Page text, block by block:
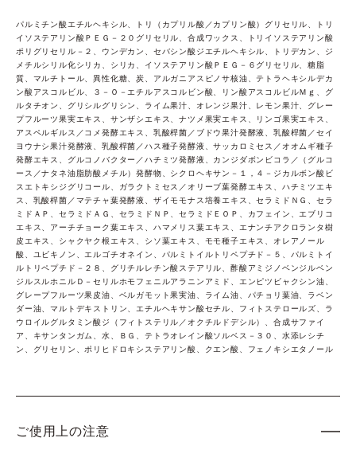
パルミチン酸エチルヘキシル、トリ（カプリル酸／カプリン酸）グリセリル、トリ
イソステアリン酸ＰＥＧ－２０グリセリル、合成ワックス、トリイソステアリン酸
ポリグリセリル－２、ウンデカン、セバシン酸ジエチルヘキシル、トリデカン、ジ
メチルシリル化シリカ、シリカ、イソステアリン酸ＰＥＧ－６グリセリル、糖脂
質、マルチトール、異性化糖、炭、アルガニアスピノサ核油、テトラヘキシルデカ
ン酸アスコルビル、３－Ｏ－エチルアスコルビン酸、リン酸アスコルビルＭｇ、グ
ルタチオン、グリシルグリシン、ライム果汁、オレンジ果汁、レモン果汁、グレー
プフルーツ果実エキス、サンザシエキス、ナツメ果実エキス、リンゴ果実エキス、
アスペルギルス／コメ発酵エキス、乳酸桿菌／ブドウ果汁発酵液、乳酸桿菌／セイ
ヨウナシ果汁発酵液、乳酸桿菌／ハス種子発酵液、サッカロミセス／オオムギ種子
発酵エキス、グルコノバクター／ハチミツ発酵液、カンジダボンビコラ／（グルコ
ース／ナタネ油脂肪酸メチル）発酵物、シクロヘキサン－１，４－ジカルボン酸ビ
スエトキシジグリコール、ガラクトミセス／オリーブ葉発酵エキス、ハチミツエキ
ス、乳酸桿菌／マテチャ葉発酵液、ザイモモナス培養エキス、セラミドＮＧ、セラ
ミドＡＰ、セラミドＡＧ、セラミドＮＰ、セラミドＥＯＰ、カフェイン、エブリコ
エキス、アーチチョーク葉エキス、ハマメリス葉エキス、エナンチアクロランタ樹
皮エキス、シャクヤク根エキス、シソ葉エキス、モモ種子エキス、オレアノール
酸、ユビキノン、エルゴチオネイン、パルミトイルトリペプチド－５、パルミトイ
ルトリペプチド－２８、グリチルレチン酸ステアリル、酢酸アミジノベンジルベン
ジルスルホニルＤ－セリルホモフェニルアラニンアミド、エンピツビャクシン油、
グレープフルーツ果皮油、ベルガモット果実油、ライム油、パチョリ葉油、ラベン
ダー油、マルトデキストリン、エチルヘキサン酸セチル、フィトステロールズ、ラ
ウロイルグルタミン酸ジ（フィトステリル／オクチルドデシル）、合成サファイ
ア、キサンタンガム、水、ＢＧ、テトラオレイン酸ソルベス－３０、水添レシチ
ン、グリセリン、ポリヒドロキシステアリン酸、クエン酸、フェノキシエタノール
ご使用上の注意